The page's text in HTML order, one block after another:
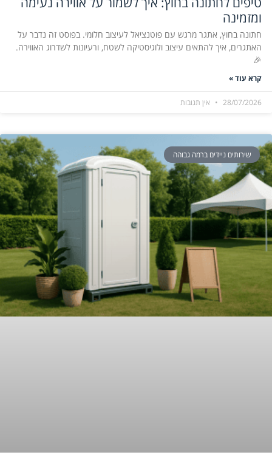
ומזמינה
חתונה בחוץ, אתגר מרגש עם פוטנציאל לעיצוב חלומי. בפוסט זה נדבר על
האתגרים, איך להתאים עיצוב ולוגיסטיקה לשטח, ורעיונות לשדרוג האווירה.
🎉
קרא עוד »
28/07/2026 אין תגובות
שירותים ניידים ברמה גבוהה